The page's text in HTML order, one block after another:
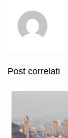
Post correlati